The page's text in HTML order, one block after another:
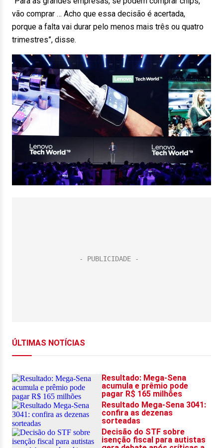
vão comprar … Acho que essa decisão é acertada,
porque a falta vai durar pelo menos mais três ou quatro
trimestres”, disse.